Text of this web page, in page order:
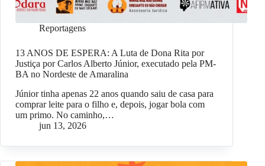
Reportagens
13 ANOS DE ESPERA: A Luta de Dona Rita por
Justiça por Carlos Alberto Júnior, executado pela PM-
BA no Nordeste de Amaralina
Júnior tinha apenas 22 anos quando saiu de casa para
comprar leite para o filho e, depois, jogar bola com
um primo. No caminho,…
jun 13, 2026